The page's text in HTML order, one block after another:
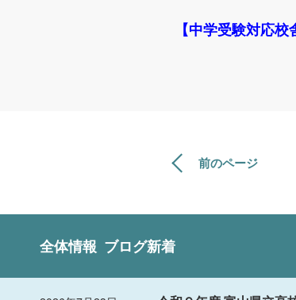
【中学受験対応
前のページ
全体情報 ブログ新着